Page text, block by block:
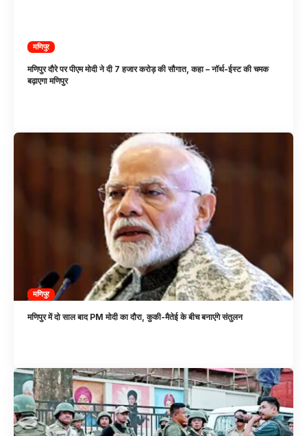
मणिपुर
मणिपुर दौरे पर पीएम मोदी ने दी 7 हजार करोड़ की सौगात, कहा – नॉर्थ-ईस्ट की चमक
बढ़ाएगा मणिपुर
मणिपुर
मणिपुर में दो साल बाद PM मोदी का दौरा, कुकी-मैतेई के बीच बनाएंगे संतुलन